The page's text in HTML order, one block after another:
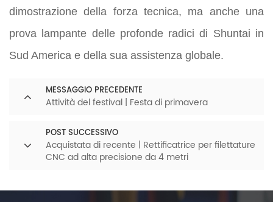
dimostrazione della forza tecnica, ma anche una
prova lampante delle profonde radici di Shuntai in
Sud America e della sua assistenza globale.
MESSAGGIO PRECEDENTE
Attività del festival | Festa di primavera
POST SUCCESSIVO
Acquistata di recente | Rettificatrice per filettature
CNC ad alta precisione da 4 metri